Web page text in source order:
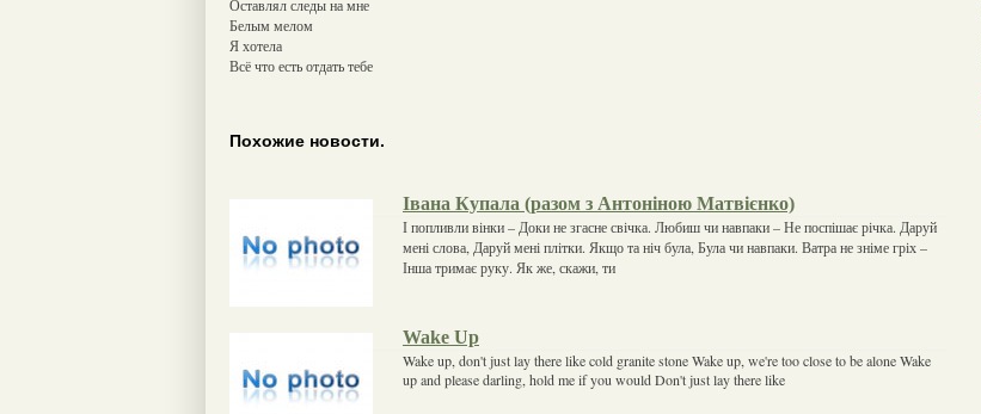
Оставлял следы на мне
Белым мелом
Я хотела
Всё что есть отдать тебе
Похожие новости.
Івана Купала (разом з Антоніною Матвієнко)
І попливли вінки – Доки не згасне свічка. Любиш чи навпаки – Не поспішає річка. Даруй
мені слова, Даруй мені плітки. Якщо та ніч була, Була чи навпаки. Ватра не зніме гріх –
Інша тримає руку. Як же, скажи, ти
Wake Up
Wake up, don't just lay there like cold granite stone Wake up, we're too close to be alone Wake
up and please darling, hold me if you would Don't just lay there like